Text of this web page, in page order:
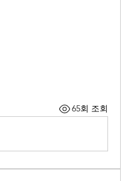
65회 조회